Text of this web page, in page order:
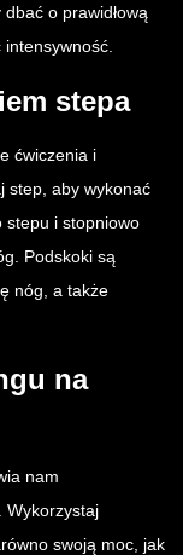
o prawidłową
stepa
ćwiczenia i
step, aby wykonać
stepu i stopniowo
Podskoki są
nóg, a także
na
nam
Wykorzystaj
swoją moc, jak